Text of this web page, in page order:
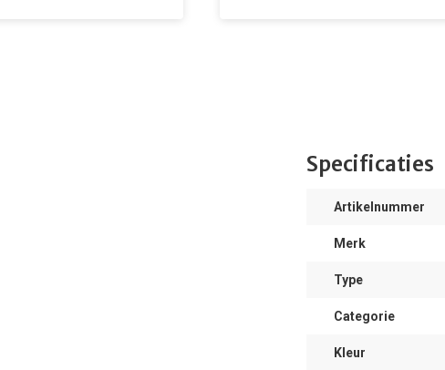
Specificaties
Artikelnummer
Merk
Type
Categorie
Kleur